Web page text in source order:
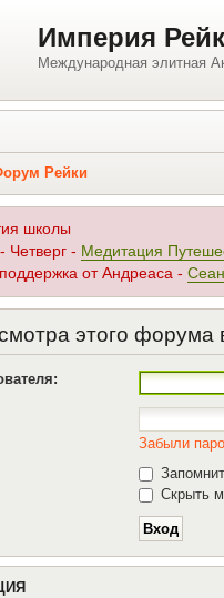
Империя
Международная элитная
Рейки
школы
Четверг - Медитация
от Андреаса -
этого
Забыли
Скрыть
ИЯ